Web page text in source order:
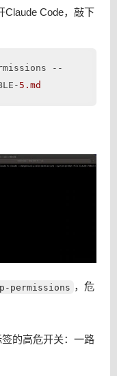
Claude Code，敲下
--
5 .md
permissions ，危
的高危开关：一路